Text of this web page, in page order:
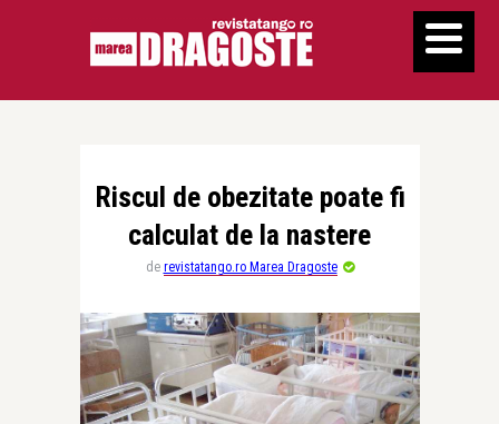
Riscul de obezitate poate fi
calculat de la nastere
de revistatango.ro Marea Dragoste